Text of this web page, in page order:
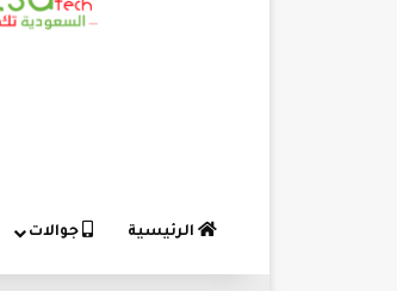
الرئيسية جوالات